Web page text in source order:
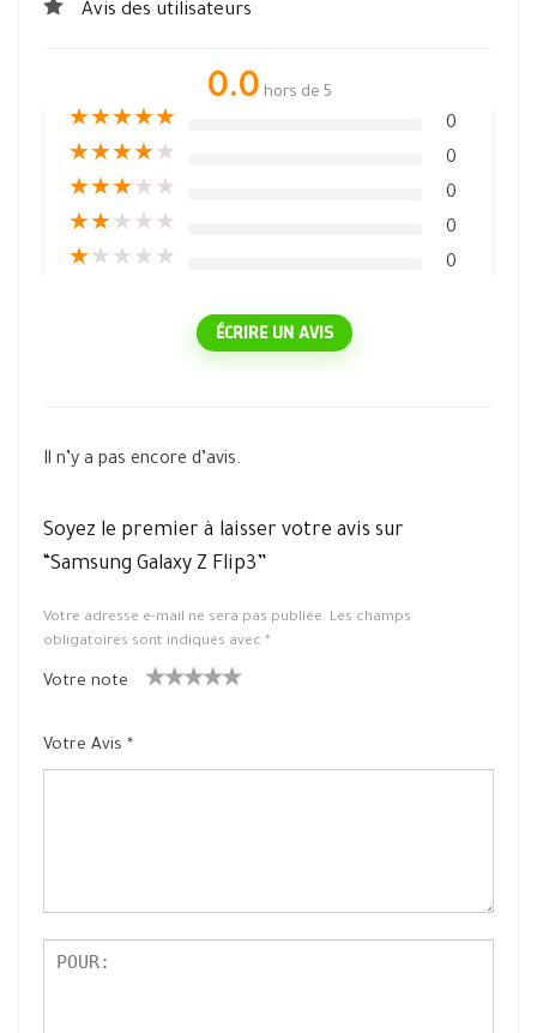
Avis des utilisateurs
0.0 hors de 5
★★★★★ 0
★★★★★ 0
★★★★ ★ 0
★★★ ★ ★ 0
★★ ★ ★ ★ 0
ÉCRIRE UN AVIS
Il n’y a pas encore d’avis.
Soyez le premier à laisser votre avis sur
“Samsung Galaxy Z Flip3”
Votre adresse e-mail ne sera pas publiée. Les champs
obligatoires sont indiqués avec *
Votre note
oil
sur
Votre Avis *